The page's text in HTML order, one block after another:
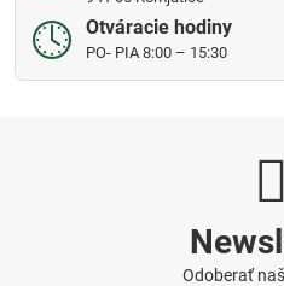
Otváracie hodiny
PO- PIA 8:00 – 15:30
Odoberať